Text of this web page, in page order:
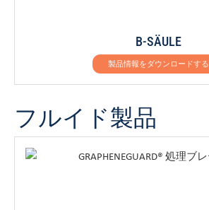
B-SÄULE
製品情報をダウンロードする
フルイド製品